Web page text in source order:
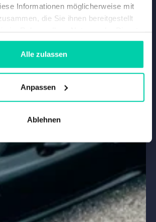
Informationen möglicherweise mit
die Sie ihnen bereitgestellt
Alle zulassen
Anpassen
Ablehnen